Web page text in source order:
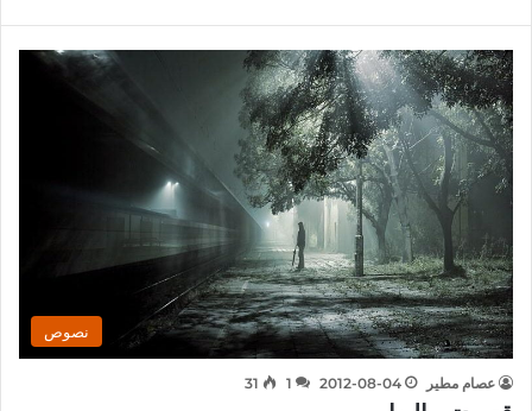
نصوص
عصام مطير 2012-08-04
1
31